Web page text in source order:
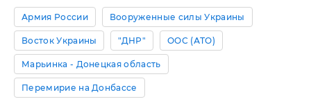
Армия России Вооруженные силы Украины
Восток Украины "ДНР" ООС (АТО)
Марьинка - Донецкая область
Перемирие на Донбассе